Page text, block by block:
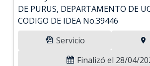
DE PURUS, DEPARTAMENTO DE
CODIGO DE IDEA No.39446
Servicio
Finalizó el 28/04/